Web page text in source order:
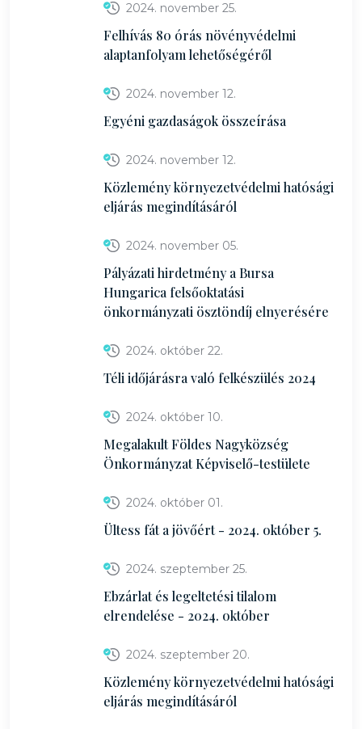
2024. november 25.
Felhívás 80 órás növényvédelmi
alaptanfolyam lehetőségéről
2024. november 12.
Egyéni gazdaságok összeírása
2024. november 12.
Közlemény környezetvédelmi hatósági
eljárás megindításáról
2024. november 05.
Pályázati hirdetmény a Bursa
Hungarica felsőoktatási
önkormányzati ösztöndíj elnyerésére
2024. október 22.
Téli időjárásra való felkészülés 2024
2024. október 10.
Megalakult Földes Nagyközség
Önkormányzat Képviselő-testülete
2024. október 01.
Ültess fát a jövőért - 2024. október 5.
2024. szeptember 25.
Ebzárlat és legeltetési tilalom
elrendelése - 2024. október
2024. szeptember 20.
Közlemény környezetvédelmi hatósági
eljárás megindításáról